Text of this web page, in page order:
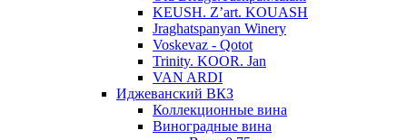
KEUSH. Z’art. KOUASH
Jraghatspanyan Winery
Voskevaz - Qotot
Trinity. KOOR. Jan
VAN ARDI
Иджеванский ВКЗ
Коллекционные вина
Виноградные вина